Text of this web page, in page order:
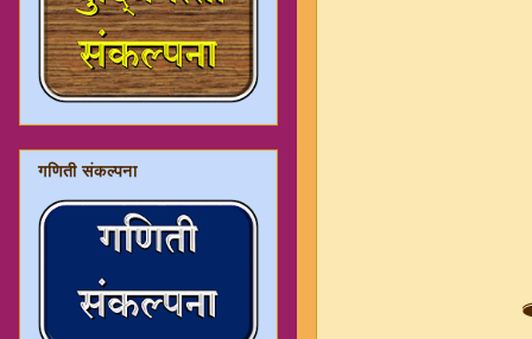
गणिती संकल्पना